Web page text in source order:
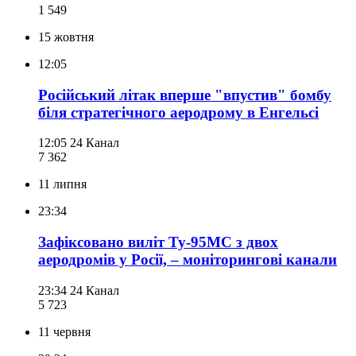
1 549
15 жовтня
12:05
Російський літак вперше "впустив" бомбу
біля стратегічного аеродрому в Енгельсі
12:05 24 Канал
7 362
11 липня
23:34
Зафіксовано виліт Ту-95МС з двох
аеродромів у Росії, – моніторингові канали
23:34 24 Канал
5 723
11 червня